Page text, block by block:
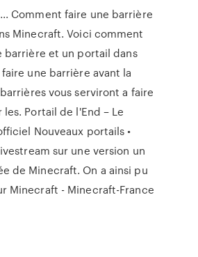
Comment faire une barrière
Minecraft. Voici comment
barrière et un portail dans
une barrière avant la
vous serviront a faire
Portail de l'End – Le
Nouveaux portails •
sur une version un
de Minecraft. On a ainsi pu
Minecraft - Minecraft-France